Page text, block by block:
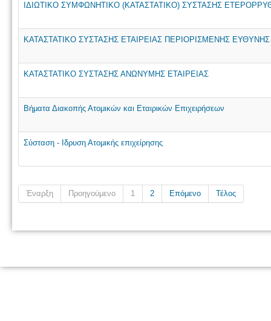
ΙΔΙΩΤΙΚΟ ΣΥΜΦΩΝΗΤΙΚΟ (ΚΑΤΑΣΤΑΤΙΚΟ) ΣΥΣΤΑΣΗΣ
ΚΑΤΑΣΤΑΤΙΚΟ ΣΥΣΤΑΣΗΣ ΕΤΑΙΡΕΙΑΣ ΠΕΡΙΟΡΙΣΜΕΝΗΣ ΕΥΘΥΝΗΣ
ΚΑΤΑΣΤΑΤΙΚΟ ΣΥΣΤΑΣΗΣ ΑΝΩΝΥΜΗΣ ΕΤΑΙΡΕΙΑΣ
Βήματα Διακοπής Ατομικών και Εταιρικών Επιχειρήσεων
Σύσταση - Ιδρυση Ατομικής επιχείρησης
Έναρξη Προηγούμενο 1 2 Επόμενο Τέλος